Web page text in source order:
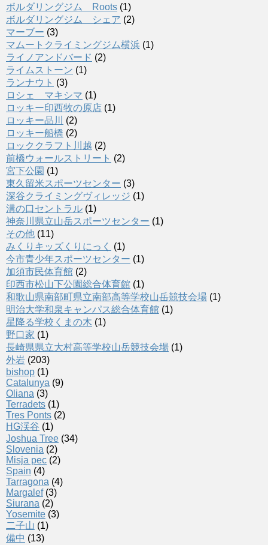
ボルダリングジム Roots (1)
ボルダリングジム シェア (2)
マーブー (3)
マムートクライミングジム横浜 (1)
ライノアンドバード (2)
ライムストーン (1)
ランナウト (3)
ロシェ マキシマ (1)
ロッキー印西牧の原店 (1)
ロッキー品川
(2)
ロッキー船橋 (2)
ロッククラフト川越 (2)
前橋ウォールストリート (2)
宮下公園 (1)
東久留米スポーツセンター (3)
深谷クライミングヴィレッジ (1)
溝の口セントラル (1)
神奈川県立山岳スポーツセンター (1)
その他 (11)
みくりキッズくりにっく
(1)
今市青少年スポーツセンター (1)
加須市民体育館 (2)
印西市松山下公園総合体育館 (1)
和歌山県南部町県立南部高等学校山岳競技会場 (1)
明治大学和泉キャンパス総合体育館 (1)
星降る学校くまの木 (1)
野口家 (1)
長崎県県立大村高等学校山岳競技会場 (1)
外岩 (203)
bishop (1)
Catalunya (9)
Oliana (3)
Terradets (1)
Tres Ponts (2)
HG渓谷 (1)
Joshua Tree (34)
Slovenia (2)
Misja pec (2)
Spain (4)
Tarragona (4)
Margalef(3)
Siurana (2)
Yosemite (3)
二子山 (1)
備中 (13)